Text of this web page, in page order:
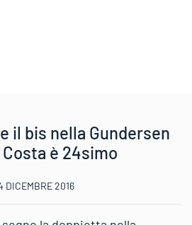
il bis nella Gundersen
è 24simo
DICEMBRE 2016